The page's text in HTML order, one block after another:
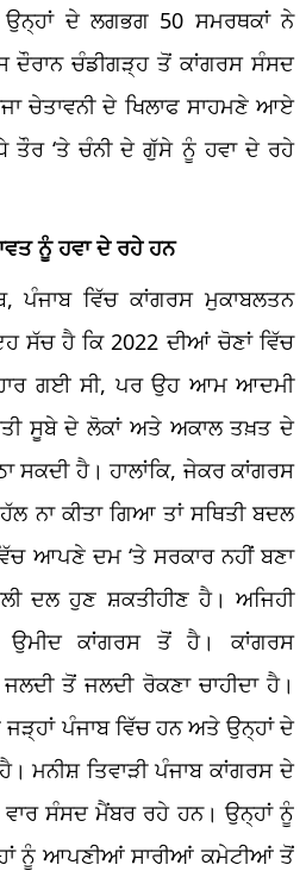
ਦੇ ਲਗਭਗ 50 ਸਮਰਥਕਾਂ ਨੇ
ਦੌਰਾਨ ਚੰਡੀਗੜ੍ਹ ਤੋਂ ਕਾਂਗਰਸ ਸੰਸਦ
ਚੇਤਾਵਨੀ ਦੇ ਖਿਲਾਫ ਸਾਹਮਣੇ ਆਏ
‘ਤੇ ਚੰਨੀ ਦੇ ਗੁੱਸੇ ਨੂੰ ਹਵਾ ਦੇ ਰਹੇ
ਨੂੰ ਹਵਾ ਦੇ ਰਹੇ ਹਨ
ਪੰਜਾਬ ਵਿੱਚ ਕਾਂਗਰਸ ਮੁਕਾਬਲਤਨ
ਸੱਚ ਹੈ ਕਿ 2022 ਦੀਆਂ ਚੋਣਾਂ ਵਿੱਚ
ਗਈ ਸੀ, ਪਰ ਉਹ ਆਮ ਆਦਮੀ
ਸੂਬੇ ਦੇ ਲੋਕਾਂ ਅਤੇ ਅਕਾਲ ਤਖ਼ਤ ਦੇ
ਸਕਦੀ ਹੈ। ਹਾਲਾਂਕਿ, ਜੇਕਰ ਕਾਂਗਰਸ
ਨਾ ਕੀਤਾ ਗਿਆ ਤਾਂ ਸਥਿਤੀ ਬਦਲ
ਆਪਣੇ ਦਮ ‘ਤੇ ਸਰਕਾਰ ਨਹੀਂ ਬਣਾ
ਦਲ ਹੁਣ ਸ਼ਕਤੀਹੀਣ ਹੈ। ਅਜਿਹੀ
ਕਾਂਗਰਸ ਤੋਂ ਹੈ। ਕਾਂਗਰਸ
ਤੋਂ ਜਲਦੀ ਰੋਕਣਾ ਚਾਹੀਦਾ ਹੈ।
ਪੰਜਾਬ ਵਿੱਚ ਹਨ ਅਤੇ ਉਨ੍ਹਾਂ ਦੇ
ਮਨੀਸ਼ ਤਿਵਾੜੀ ਪੰਜਾਬ ਕਾਂਗਰਸ ਦੇ
ਸੰਸਦ ਮੈਂਬਰ ਰਹੇ ਹਨ। ਉਨ੍ਹਾਂ ਨੂੰ
ਨੂੰ ਆਪਣੀਆਂ ਸਾਰੀਆਂ ਕਮੇਟੀਆਂ ਤੋਂ